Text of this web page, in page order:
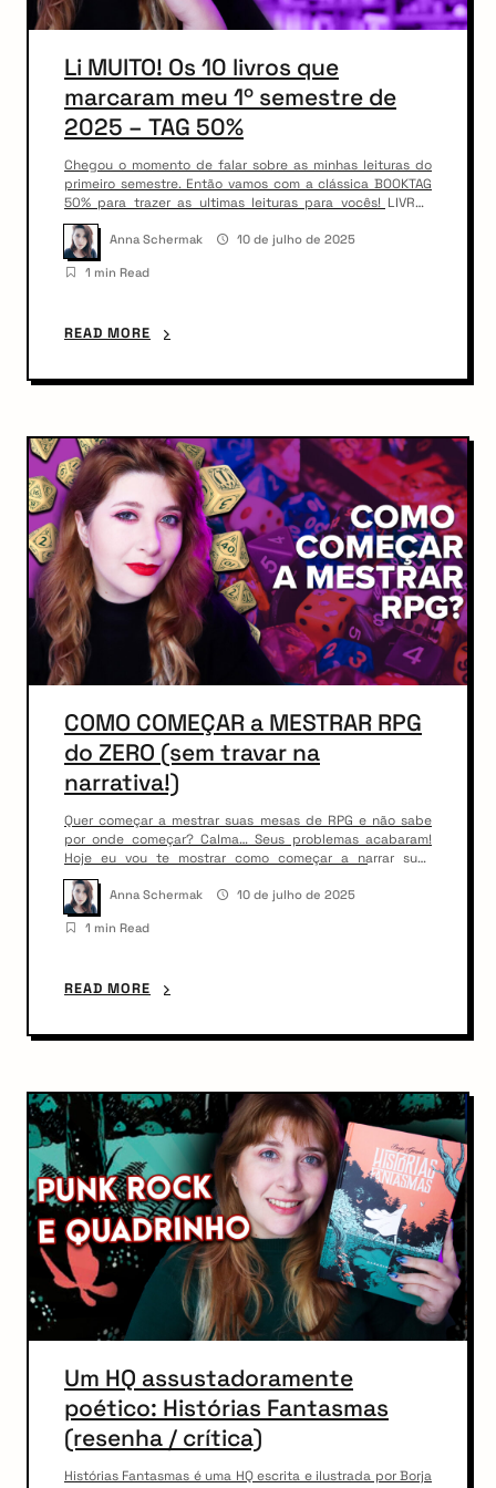
Li MUITO! Os 10 livros que
marcaram meu 1º semestre de
2025 – TAG 50%
Chegou o momento de falar sobre as minhas leituras do
primeiro semestre. Então vamos com a clássica BOOKTAG
50% para trazer as ultimas leituras para vocês! LIVROS
CITADOS: Inútil Magia: Letra e Poesia:
https://amzn.to/4kloRdX O Último Desejo:
https://amzn.to/4krDH2q Os Meus Dias na Livraria Morisaki:
https://amzn.to/44gXCwn Tempestade de ônix:
Anna Schermak 10 de julho de 2025
1 min Read
READ MORE
COMO COMEÇAR a MESTRAR RPG
do ZERO (sem travar na
narrativa!)
Quer começar a mestrar suas mesas de RPG e não sabe
por onde começar? Calma… Seus problemas acabaram!
Hoje eu vou te mostrar como começar a narrar suas
aventuras de rpg para o seu grupo! BAIXE
CRITICAL&CARDS:
https://play.google.com/store/apps/details?
id=com.kithgames.criticalcard&hl=pt_BR Conheça MOTIM:
Anna Schermak 10 de julho de 2025
1 min Read
READ MORE
Um HQ assustadoramente
poético: Histórias Fantasmas
(resenha / crítica)
Histórias Fantasmas é uma HQ escrita e ilustrada por Borja